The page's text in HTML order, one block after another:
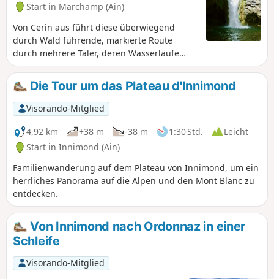
Start in Marchamp (Ain)
Von Cerin aus führt diese überwiegend
durch Wald führende, markierte Route
durch mehrere Täler, deren Wasserläufe
mehrere Wasserfälle bilden. Nach
regnerischem Wetter sind die Wasserfälle
wunderschön, aber der Boden ist dann auch
rutschiger.
Die Tour um das Plateau d'Innimond
Visorando-Mitglied
4,92 km
+38 m -38 m 1:30 Std.
Leicht
Start in Innimond (Ain)
Familienwanderung auf dem Plateau von Innimond, um ein
herrliches Panorama auf die Alpen und den Mont Blanc zu
entdecken.
Von Innimond nach Ordonnaz in einer
Schleife
Visorando-Mitglied